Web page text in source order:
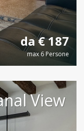
da € 187
max 6 Persone
View